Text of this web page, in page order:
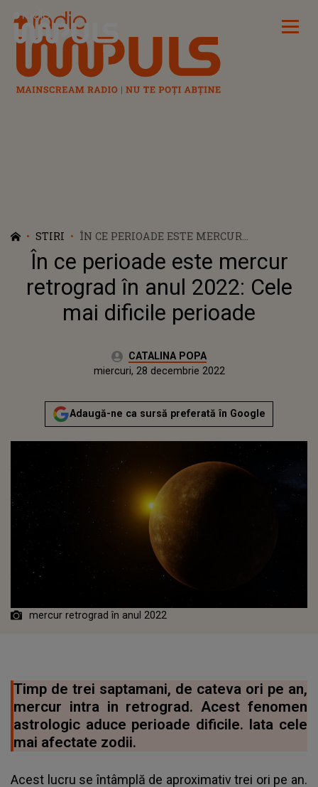
Radio Impuls
STIRI
ÎN CE PERIOADE ESTE MERCUR
RETROGRAD ÎN ANUL 2022: CELE MAI
DIFICILE PERIOADE
În ce perioade este mercur
retrograd în anul 2022: Cele
mai dificile perioade
Autor:CATALINA POPA
marți, 28 decembrie 2021
Actualizat:
miercuri, 28 decembrie 2022
Adaugă-ne ca sursă preferată în Google
mercur retrograd în anul 2022
Timp de trei saptamani, de cateva ori pe an,
mercur intra in retrograd. Acest fenomen
astrologic aduce perioade dificile. Iata cele
mai afectate zodii.
Acest lucru se întâmplă de aproximativ trei ori pe an.